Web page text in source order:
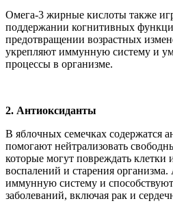
Омега-3 жирные кислоты также
поддержании когнитивных
предотвращении возрастных
укрепляют иммунную систему и
процессы в организме.
2. Антиоксиданты
В яблочных семечках содержатся
помогают нейтрализовать
которые могут повреждать клетки
воспалений и старения
иммунную систему и
заболеваний, включая рак и